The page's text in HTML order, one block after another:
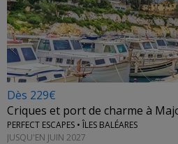
Dès 229€
Criques et port de charme à
PERFECT ESCAPES • ÎLES BALÉARES
JUSQU'EN JUIN 2027